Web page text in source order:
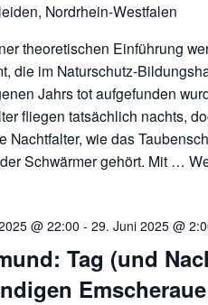
Nordrhein-Westfalen
theoretischen Einführung
die im Naturschutz-
Jahrs tot aufgefunden
fliegen tatsächlich nachts,
Nachtfalter, wie das
Schwärmer gehört. Mit …
Tag (und
Emscheraue
@ 22:00 -29. Juni 2025 @